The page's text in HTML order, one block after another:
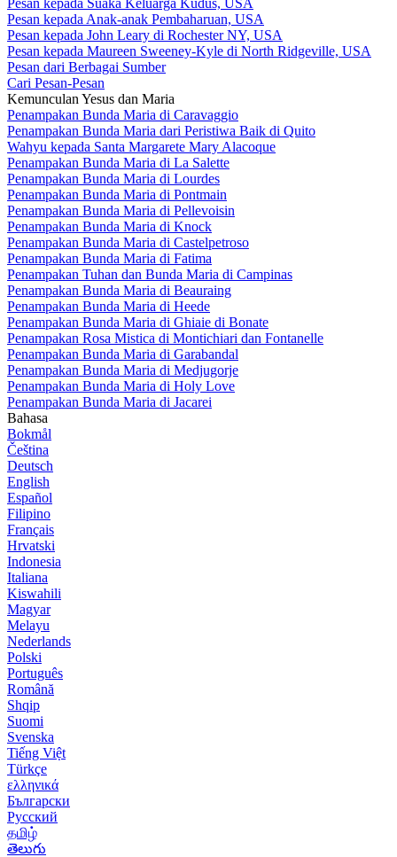
Pesan kepada Anak-anak Pembaharuan, USA
Pesan kepada John Leary di Rochester NY, USA
Pesan kepada Maureen Sweeney-Kyle di North Ridgeville, USA
Pesan dari Berbagai Sumber
Cari Pesan-Pesan
Kemunculan Yesus dan Maria
Penampakan Bunda Maria di Caravaggio
Penampakan Bunda Maria dari Peristiwa Baik di Quito
Wahyu kepada Santa Margarete Mary Alacoque
Penampakan Bunda Maria di La Salette
Penampakan Bunda Maria di Lourdes
Penampakan Bunda Maria di Pontmain
Penampakan Bunda Maria di Pellevoisin
Penampakan Bunda Maria di Knock
Penampakan Bunda Maria di Castelpetroso
Penampakan Bunda Maria di Fatima
Penampakan Tuhan dan Bunda Maria di Campinas
Penampakan Bunda Maria di Beauraing
Penampakan Bunda Maria di Heede
Penampakan Bunda Maria di Ghiaie di Bonate
Penampakan Rosa Mistica di Montichiari dan Fontanelle
Penampakan Bunda Maria di Garabandal
Penampakan Bunda Maria di Medjugorje
Penampakan Bunda Maria di Holy Love
Penampakan Bunda Maria di Jacarei
Bahasa
Bokmål
Čeština
Deutsch
English
Español
Filipino
Français
Hrvatski
Indonesia
Italiana
Kiswahili
Magyar
Melayu
Nederlands
Polski
Português
Română
Shqip
Suomi
Svenska
Tiếng Việt
Türkçe
ελληνικά
Български
Русский
தமிழ்
తెలుగు